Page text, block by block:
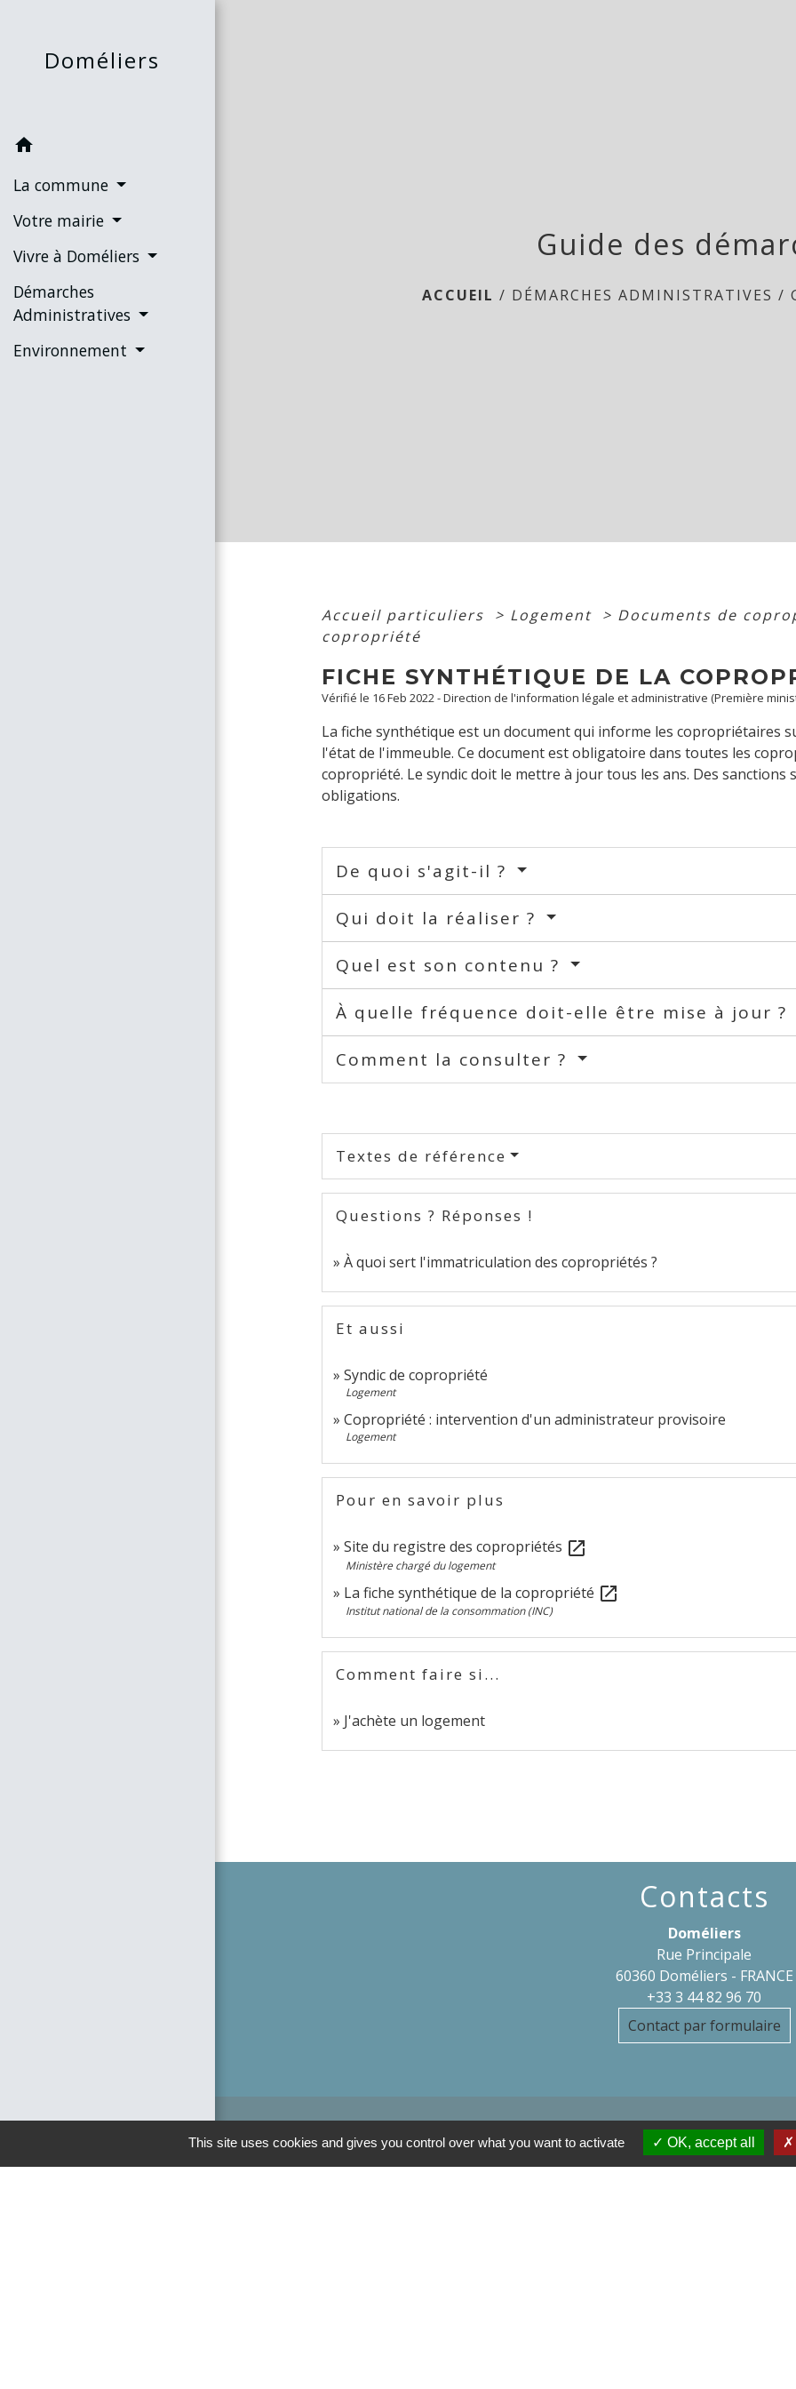
Doméliers
home
La commune
Votre mairie
Vivre à Doméliers
Démarches
Administratives
Environnement
Guide des
ACCUEIL / DÉMARCHES ADMINISTRATIVES /
Accueil particuliers > Logement > Documents de
copropriété
FICHE SYNTHÉTIQUE DE LA
Vérifié le 16 Feb 2022 - Direction de l'information légale et administrative (Première
La fiche synthétique est un document qui informe les copropriétaires
l'état de l'immeuble. Ce document est obligatoire dans toutes les
copropriété. Le syndic doit le mettre à jour tous les ans. Des sanctions
obligations.
De quoi s'agit-il ?
Qui doit la réaliser ?
Quel est son contenu ?
À quelle fréquence doit-elle être mise à jour ?
Comment la consulter ?
Textes de référence
Questions ? Réponses !
À quoi sert l'immatriculation des copropriétés ?
Et aussi
Syndic de copropriété
Logement
Copropriété : intervention d'un administrateur provisoire
Logement
Pour en savoir plus
Site du registre des copropriétés open_in_new
Ministère chargé du logement
La fiche synthétique de la copropriété open_in_new
Institut national de la consommation (INC)
Comment faire si...
J'achète un logement
Contacts
Doméliers
Rue Principale
60360 Doméliers - FRANCE
+33 3 44 82 96 70
Contact par formulaire
Liens
This site uses cookies and gives you control over what you want to activate OK, accept all